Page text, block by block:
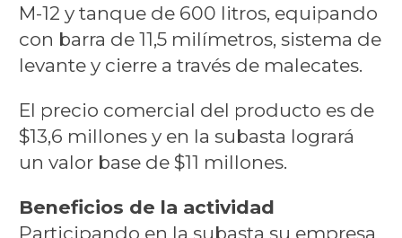
M-12 y tanque de 600 litros, equipando
con barra de 11,5 milímetros, sistema de
levante y cierre a través de malecates.
El precio comercial del producto es de
$13,6 millones y en la subasta logrará
un valor base de $11 millones.
Beneficios de la actividad
Participando en la subasta su empresa